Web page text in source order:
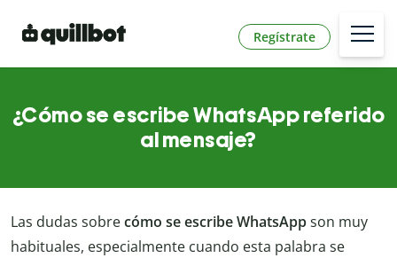
Regístrate
¿Cómo se escribe WhatsApp referido
al mensaje?
Las dudas sobrecómo se escribe WhatsAppson muy
habituales, especialmente cuando esta palabra se